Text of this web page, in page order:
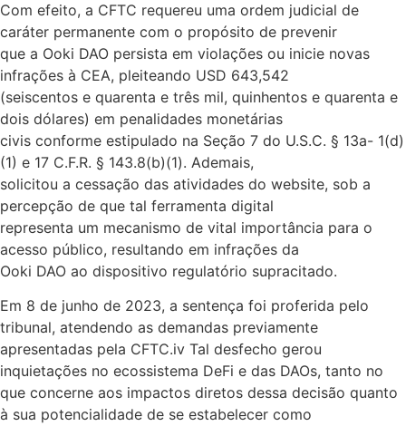
Com efeito, a CFTC requereu uma ordem judicial de
caráter permanente com o propósito de prevenir
que a Ooki DAO persista em violações ou inicie novas
infrações à CEA, pleiteando USD 643,542
(seiscentos e quarenta e três mil, quinhentos e quarenta e
dois dólares) em penalidades monetárias
civis conforme estipulado na Seção 7 do U.S.C. § 13a- 1(d)
(1) e 17 C.F.R. § 143.8(b)(1). Ademais,
solicitou a cessação das atividades do website, sob a
percepção de que tal ferramenta digital
representa um mecanismo de vital importância para o
acesso público, resultando em infrações da
Ooki DAO ao dispositivo regulatório supracitado.
Em 8 de junho de 2023, a sentença foi proferida pelo
tribunal, atendendo as demandas previamente
apresentadas pela CFTC.iv Tal desfecho gerou
inquietações no ecossistema DeFi e das DAOs, tanto no
que concerne aos impactos diretos dessa decisão quanto
à sua potencialidade de se estabelecer como